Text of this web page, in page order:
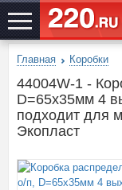
ЭЛЕКТРОСАЙТ№1
Главная Коробки
44004W-1 -
D=65х35мм 4
подходит для
Экопласт